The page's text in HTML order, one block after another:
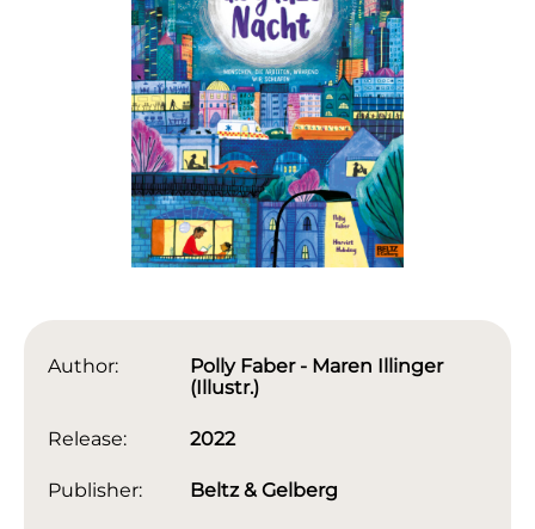
Author:
Polly Faber - Maren Illinger
(Illustr.)
Release: 2022
Publisher: Beltz & Gelberg